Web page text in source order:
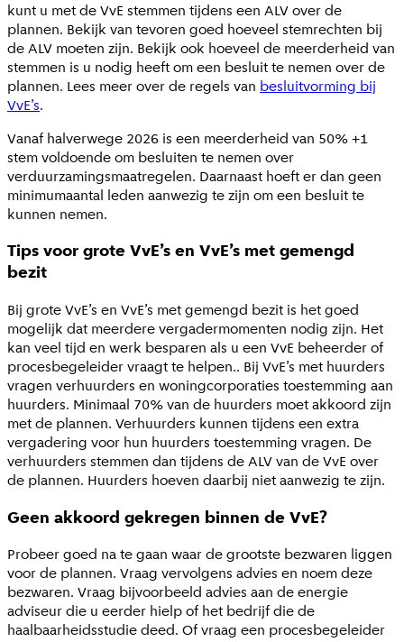
kunt u met de VvE stemmen tijdens een ALV over de
plannen. Bekijk van tevoren goed hoeveel stemrechten bij
de ALV moeten zijn. Bekijk ook hoeveel de meerderheid van
stemmen is u nodig heeft om een besluit te nemen over de
plannen. Lees meer over de regels van besluitvorming bij
VvE’s.
Vanaf halverwege 2026 is een meerderheid van 50% +1
stem voldoende om besluiten te nemen over
verduurzamingsmaatregelen. Daarnaast hoeft er dan geen
minimumaantal leden aanwezig te zijn om een besluit te
kunnen nemen.
Tips voor grote VvE’s en VvE’s met gemengd
bezit
Bij grote VvE’s en VvE’s met gemengd bezit is het goed
mogelijk dat meerdere vergadermomenten nodig zijn. Het
kan veel tijd en werk besparen als u een VvE beheerder of
procesbegeleider vraagt te helpen.. Bij VvE’s met huurders
vragen verhuurders en woningcorporaties toestemming aan
huurders. Minimaal 70% van de huurders moet akkoord zijn
met de plannen. Verhuurders kunnen tijdens een extra
vergadering voor hun huurders toestemming vragen. De
verhuurders stemmen dan tijdens de ALV van de VvE over
de plannen. Huurders hoeven daarbij niet aanwezig te zijn.
Geen akkoord gekregen binnen de VvE?
Probeer goed na te gaan waar de grootste bezwaren liggen
voor de plannen. Vraag vervolgens advies en noem deze
bezwaren. Vraag bijvoorbeeld advies aan de energie
adviseur die u eerder hielp of het bedrijf die de
haalbaarheidsstudie deed. Of vraag een procesbegeleider